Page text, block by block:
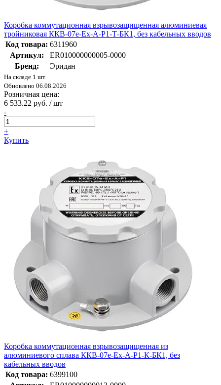
Коробка коммутационная взрывозащищенная алюминиевая
тройниковая ККВ-07е-Ех-А-Р1-Т-БК1, без кабельных вводов
Код товара: 6311960
Артикул:
ER010000000005-0000
Бренд:
Эридан
На складе 1 шт
Обновлено 06.08.2026
Розничная цена:
6 533.22 руб. / шт
-
+
Купить
Коробка коммутационная взрывозащищенная из
алюминиевого сплава ККВ-07е-Ex-А-Р1-К-БК1, без
кабельных вводов
Код товара: 6399100